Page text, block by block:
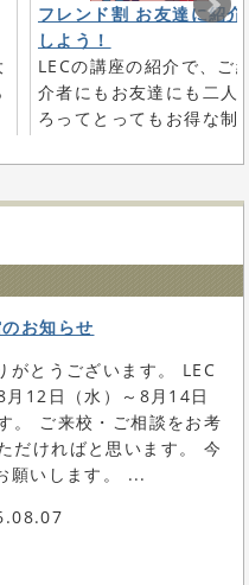
フレンド割 お友達に紹介
しよう！
LECの講座の紹介で、ご
介者にもお友達にも二人
ろってとってもお得な制
お知らせ
がとうございます。 LEC
12日（水）～8月14日
。 ご来校・ご相談をお考
だければと思います。 今
願いします。 ...